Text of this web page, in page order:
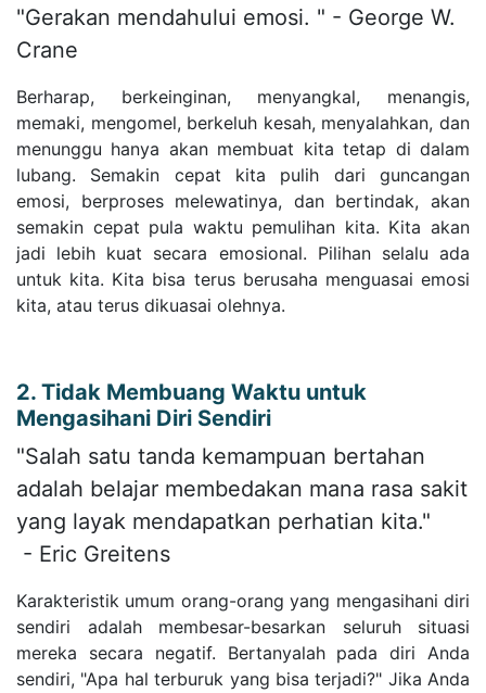
"Gerakan mendahului emosi. " - George W.
Crane
Berharap, berkeinginan, menyangkal, menangis,
memaki, mengomel, berkeluh kesah, menyalahkan, dan
menunggu hanya akan membuat kita tetap di dalam
lubang. Semakin cepat kita pulih dari guncangan
emosi, berproses melewatinya, dan bertindak, akan
semakin cepat pula waktu pemulihan kita. Kita akan
jadi lebih kuat secara emosional. Pilihan selalu ada
untuk kita. Kita bisa terus berusaha menguasai emosi
kita, atau terus dikuasai olehnya.
2. Tidak Membuang Waktu untuk
Mengasihani Diri Sendiri
"Salah satu tanda kemampuan bertahan
adalah belajar membedakan mana rasa sakit
yang layak mendapatkan perhatian kita."
- Eric Greitens
Karakteristik umum orang-orang yang mengasihani diri
sendiri adalah membesar-besarkan seluruh situasi
mereka secara negatif. Bertanyalah pada diri Anda
sendiri, "Apa hal terburuk yang bisa terjadi?" Jika Anda